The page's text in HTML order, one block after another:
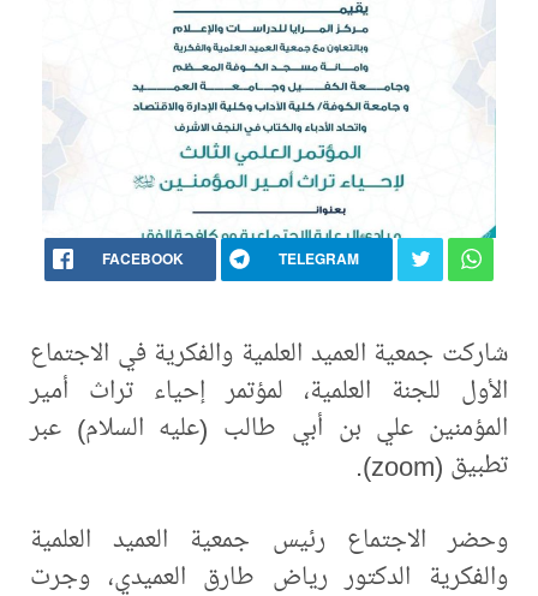
FACEBOOK TELEGRAM
شاركت جمعية العميد العلمية والفكرية في الاجتماع
الأول للجنة العلمية، لمؤتمر إحياء تراث أمير
المؤمنين علي بن أبي طالب (عليه السلام) عبر
تطبيق (zoom).
وحضر الاجتماع رئيس جمعية العميد العلمية
والفكرية الدكتور رياض طارق العميدي، وجرت